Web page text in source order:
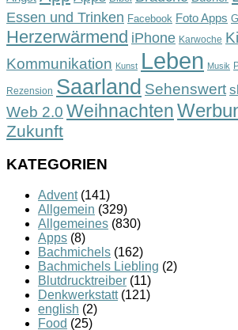
Essen und Trinken Facebook Foto Apps
Herzerwärmend iPhone Karwoche
Kommunikation Kunst Leben Musik
Rezension Saarland Sehenswert
Web 2.0 Weihnachten
Zukunft
KATEGORIEN
Advent(141)
Allgemein (329)
Allgemeines (830)
Apps (8)
Bachmichels (162)
Bachmichels Liebling (2)
Blutdrucktreiber (11)
Denkwerkstatt(121)
english (2)
Food (25)